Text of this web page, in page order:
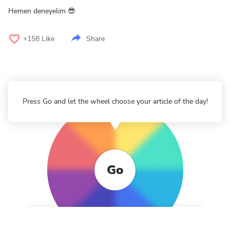
Hemen deneyelim 😎
+158 Like Share
Go
Press Go and let the wheel choose your article of the day!